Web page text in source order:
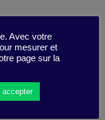
Avec votre
mesurer et
page sur la
accepter